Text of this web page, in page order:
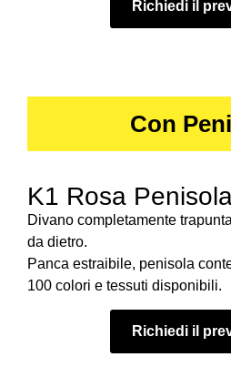
Richiedi il
Con
K1 Rosa
Divano completamente
da dietro.
Panca estraibile, penisola
100 colori e tessuti disponibili.
Richiedi il